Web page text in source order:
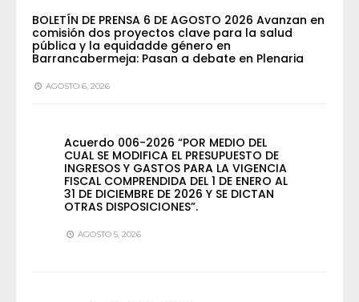
BOLETÍN DE PRENSA 6 DE AGOSTO 2026 Avanzan en
comisión dos proyectos clave para la salud
pública y la equidadde género en
Barrancabermeja: Pasan a debate en Plenaria
AGOSTO 6, 2026
Acuerdo 006-2026 “POR MEDIO DEL
CUAL SE MODIFICA EL PRESUPUESTO DE
INGRESOS Y GASTOS PARA LA VIGENCIA
FISCAL COMPRENDIDA DEL 1 DE ENERO AL
31 DE DICIEMBRE DE 2026 Y SE DICTAN
OTRAS DISPOSICIONES”.
AGOSTO 5, 2026